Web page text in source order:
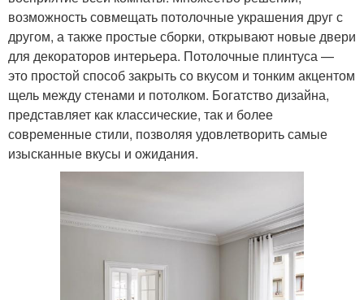
возможность совмещать потолочные украшения друг с
другом, а также простые сборки, открывают новые двери
для декораторов интерьера. Потолочные плинтуса —
это простой способ закрыть со вкусом и тонким акцентом
щель между стенами и потолком. Богатство дизайна,
представляет как классические, так и более
современные стили, позволяя удовлетворить самые
изысканные вкусы и ожидания.